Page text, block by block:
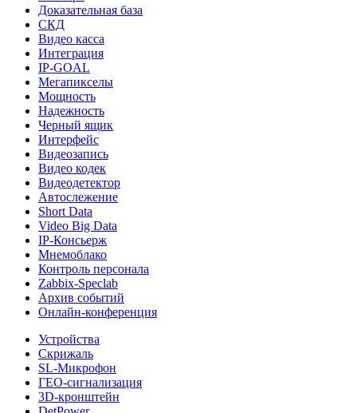
Доказательная база
СКД
Видео касса
Интеграция
IP-GOAL
Мегапикселы
Мощность
Надежность
Черный ящик
Интерфейс
Видеозапись
Видео кодек
Видеодетектор
Автослежение
Short Data
Video Big Data
IP-Консьерж
Мнемоблако
Контроль персонала
Zabbix-Speclab
Архив событий
Онлайн-конференция
Устройства
Скрижаль
SL-Mикрофон
ГЕО-сигнализация
3D-кронштейн